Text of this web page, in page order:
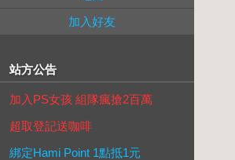
加入好友
站方公告
加入PS女孩 組隊瘋搶2百萬
超取登記送咖啡
綁定Hami Point 1點抵1元